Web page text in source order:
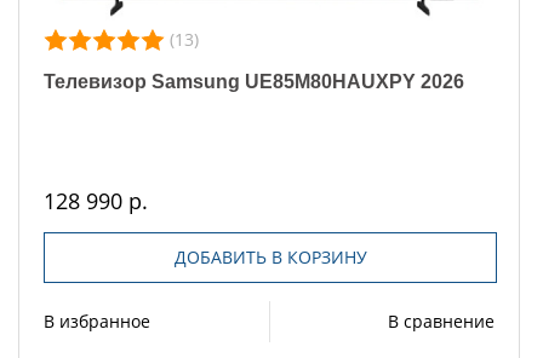
(13)
Телевизор Samsung UE85M80HAUXPY 2026
128 990 р.
ДОБАВИТЬ В КОРЗИНУ
В избранное В сравнение